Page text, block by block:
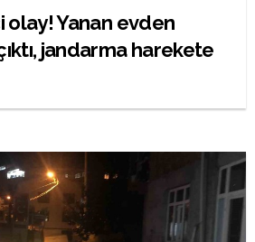
olay! Yanan evden
jandarma harekete